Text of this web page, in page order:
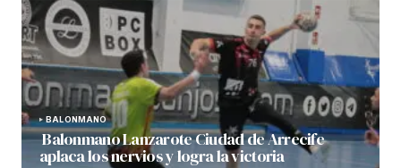
BALONMANO
Balonmano Lanzarote Ciudad de Arrecife
aplaca los nervios y logra la victoria